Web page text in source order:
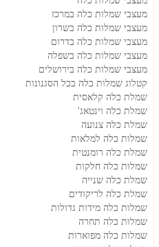
מעצבי שמלות כלה במרכז
מעצבי שמלות כלה בשרון
מעצבי שמלות כלה בדרום
מעצבי שמלות כלה בשפלה
מעצבי שמלות כלה בירושלים
קטלוג שמלות כלה בכל הסגנונות
שמלת כלה קלאסית
שמלת כלה וינטאג'
שמלת כלה צנועה
שמלות כלה למלאות
שמלת כלה רומנטית
שמלות כלה חלקות
שמלת כלה שנייה
שמלת כלה לריקודים
שמלות כלה מידות גדולות
שמלות כלה תחרה
שמלות כלה מפוארות